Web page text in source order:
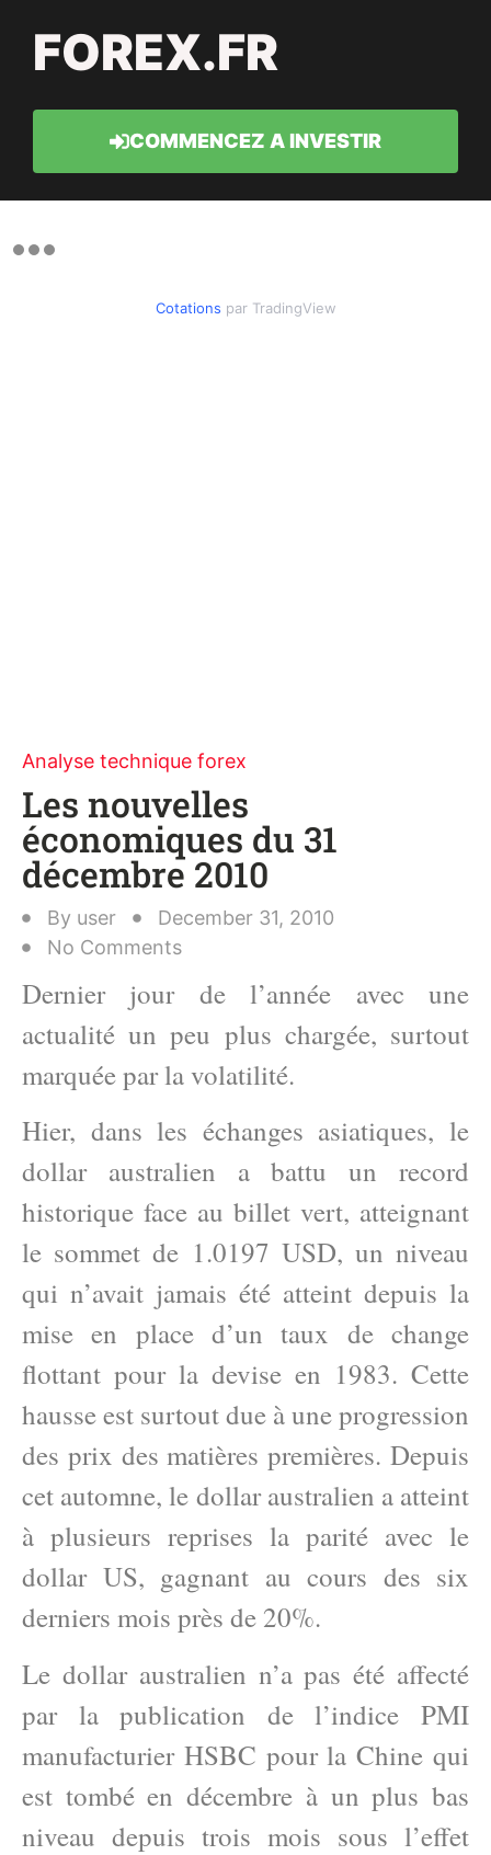
FOREX.FR
COMMENCEZ A INVESTIR
Cotations par TradingView
Analyse technique forex
Les nouvelles
économiques du 31
décembre 2010
By user
December 31, 2010
No Comments
Dernier jour de l’année avec une
actualité un peu plus chargée, surtout
marquée par la volatilité.
Hier, dans les échanges asiatiques, le
dollar australien a battu un record
historique face au billet vert, atteignant
le sommet de 1.0197 USD, un niveau
qui n’avait jamais été atteint depuis la
mise en place d’un taux de change
flottant pour la devise en 1983. Cette
hausse est surtout due à une progression
des prix des matières premières. Depuis
cet automne, le dollar australien a atteint
à plusieurs reprises la parité avec le
dollar US, gagnant au cours des six
derniers mois près de 20%.
Le dollar australien n’a pas été affecté
par la publication de l’indice PMI
manufacturier HSBC pour la Chine qui
est tombé en décembre à un plus bas
niveau depuis trois mois sous l’effet